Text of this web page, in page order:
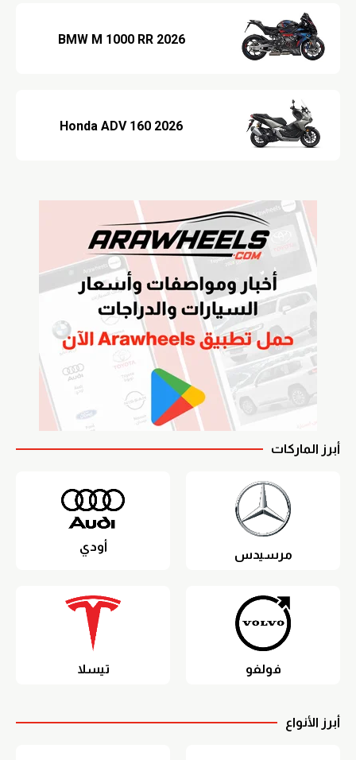
2026 BMW M 1000 RR
2026 Honda ADV 160
أبرز الماركات
مرسيدس
أودي
فولفو تيسلا
أبرز الأنواع